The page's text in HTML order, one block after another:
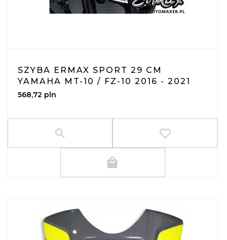
SZYBA ERMAX SPORT 29 CM
YAMAHA MT-10 / FZ-10 2016 - 2021
568,72 pln